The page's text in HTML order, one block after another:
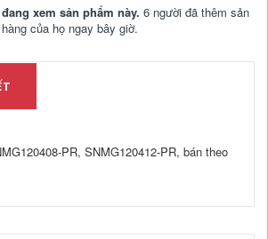
xem sản phẩm này. 6 người đã thêm sản
của họ ngay bây giờ.
PR, SNMG120412-PR, bán theo